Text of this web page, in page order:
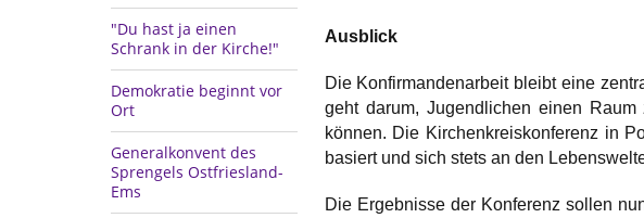
"Du hast ja einen
Schrank in der Kirche!"
Demokratie beginnt vor
Ort
Generalkonvent des
Sprengels Ostfriesland-
Ems
Ausblick
Die Konfirmandenarbeit bleibt eine
geht darum, Jugendlichen einen
können. Die Kirchenkreiskonferenz in
basiert und sich stets an den
Die Ergebnisse der Konferenz sollen